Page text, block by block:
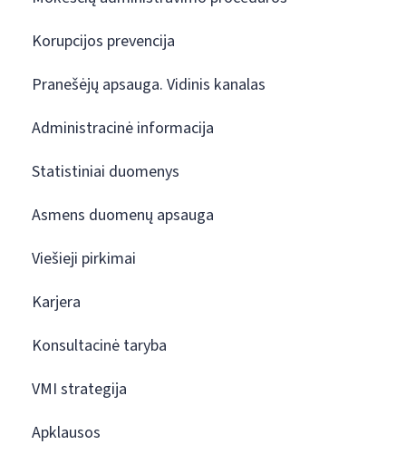
Korupcijos prevencija
Pranešėjų apsauga. Vidinis kanalas
Administracinė informacija
Statistiniai duomenys
Asmens duomenų apsauga
Viešieji pirkimai
Karjera
Konsultacinė taryba
VMI strategija
Apklausos